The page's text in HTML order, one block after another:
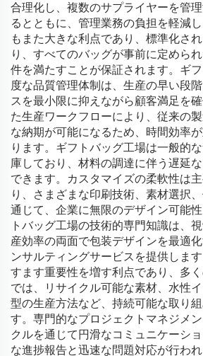
合理化し、複数のサプライヤーを管
るとともに、管理業務の負担を軽減
もまた大きな利点であり、標準化さ
り、すべてのバッグが事前に定めら
件を満たすことが保証されます。ギ
度な品質管理体制は、生産の早い段
スを最小限に抑えながら顧客満足を
た生産ワークフローにより、従来の
な納期が可能になるため、時間効率
ります。ギフトバッグ工場は一般的
庫しており、材料の調達に伴う遅延
できます。カスタマイズの柔軟性は
り、さまざまな印刷技術、素材選択
通じて、企業に無限のデザイン可能
トバッグ工場の技術的専門知識は、
産効率の両面で包装デザインを最適
ンサルティングサービスを提供しま
すます重要性を増す利点であり、多
では、リサイクル可能な素材、水性
型の生産方法など、持続可能な取り
す。専門的なプロジェクトマネジメ
クルを通じて円滑なコミュニケーシ
な進捗報告と迅速な問題対応が行わ